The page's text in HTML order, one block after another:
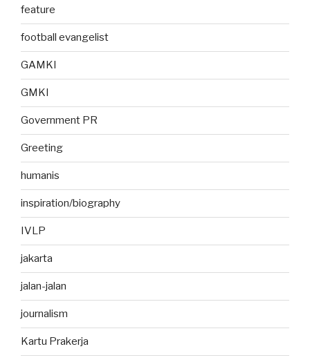
feature
football evangelist
GAMKI
GMKI
Government PR
Greeting
humanis
inspiration/biography
IVLP
jakarta
jalan-jalan
journalism
Kartu Prakerja